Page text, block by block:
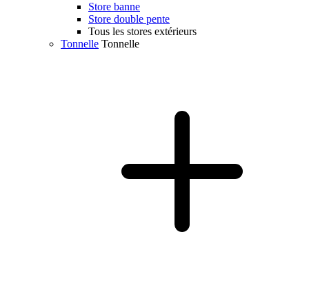
Store banne
Store double pente
Tous les stores extérieurs
Tonnelle Tonnelle